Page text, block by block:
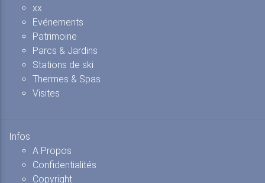
xx
Evénements
Patrimoine
Parcs & Jardins
Stations de ski
Thermes & Spas
Visites
Infos
A Propos
Confidentialités
Copyright